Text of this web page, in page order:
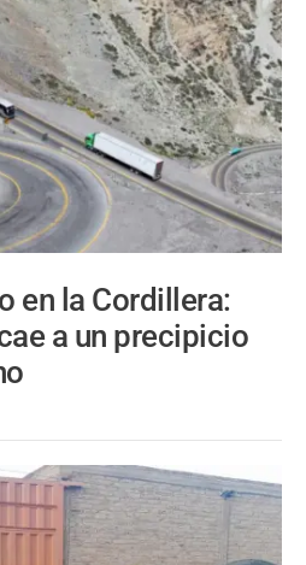
en la Cordillera:
a un precipicio